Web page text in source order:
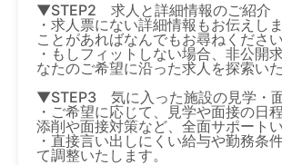
▼STEP2 求人と詳細情報のご紹介
・求人票にない詳細情報もお伝えし
ことがあればなんでもお尋ねください
・もしフィットしない場合、非公開
なたのご希望に沿った求人を探索いた
▼STEP3 気に入った施設の見学・
・ご希望に応じて、見学や面接の日
添削や面接対策など、全面サポート
・直接言い出しにくい給与や勤務条
て調整いたします。